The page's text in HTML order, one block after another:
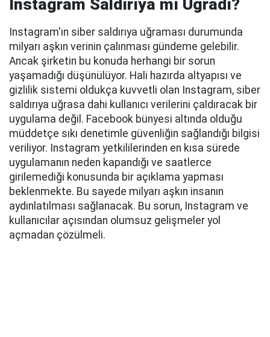
Instagram Saldırıya mı Uğradı?
Instagram'ın siber saldırıya uğraması durumunda
milyarı aşkın verinin çalınması gündeme gelebilir.
Ancak şirketin bu konuda herhangi bir sorun
yaşamadığı düşünülüyor. Hali hazırda altyapısı ve
gizlilik sistemi oldukça kuvvetli olan Instagram, siber
saldırıya uğrasa dahi kullanıcı verilerini çaldıracak bir
uygulama değil. Facebook bünyesi altında olduğu
müddetçe sıkı denetimle güvenliğin sağlandığı bilgisi
veriliyor. Instagram yetkililerinden en kısa sürede
uygulamanın neden kapandığı ve saatlerce
girilemediği konusunda bir açıklama yapması
beklenmekte. Bu sayede milyarı aşkın insanın
aydınlatılması sağlanacak. Bu sorun, Instagram ve
kullanıcılar açısından olumsuz gelişmeler yol
açmadan çözülmeli.